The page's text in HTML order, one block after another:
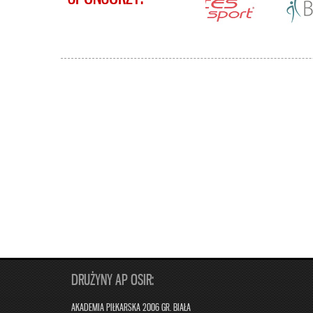
DRUŻYNY AP OSIR:
AKADEMIA PIŁKARSKA 2006 GR. BIAŁA